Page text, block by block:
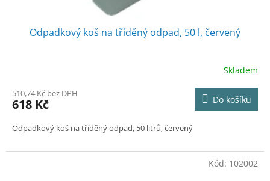
Odpadkový koš na tříděný odpad, 50 l, červený
Skladem
510,74 Kč bez DPH
618 Kč Do košíku
Odpadkový koš na tříděný odpad, 50 litrů, červený
Kód: 102002